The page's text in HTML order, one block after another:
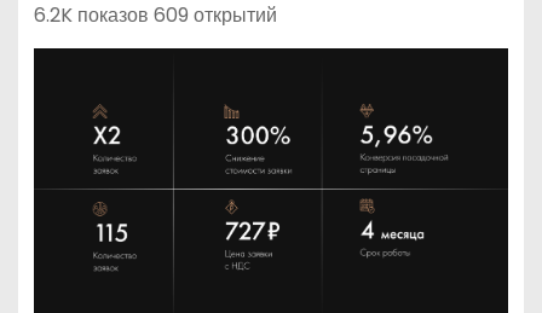
6.2K показов 609 открытий